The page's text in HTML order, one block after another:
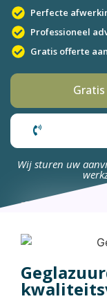
Perfecte
Professioneel
Gratis offerte
Wij sturen uw